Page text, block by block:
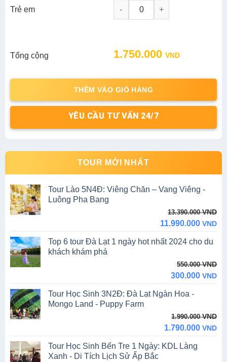
Trẻ em - +
Tổng cộng
Original
2.350.000 VND.
1.750.000 VND
Current
1.750.000 VND.
THÊM VÀO GIỎ HÀNG
YÊU CẦU TƯ VẤN 24/7
TOUR MỚI NHẤT
Tour Lào 5N4Đ: Viêng Chăn – Vang Viêng -
Luông Pha Bang
13.390.000VND
13.390.000 VND.
11.990.000 VND
11.990.000 VND.
Top 6 tour Đà Lạt 1 ngày hot nhất 2024 cho du
khách khám phá
550.000VND
550.000 VND.
300.000 VND
300.000 VND.
Tour Học Sinh 3N2Đ: Đà Lạt Ngàn Hoa -
Mongo Land - Puppy Farm
1.990.000VND
1.990.000 VND.
1.790.000 VND
1.790.000 VND.
Tour Học Sinh Bến Tre 1 Ngày: KDL Làng
Xanh - Di Tích Lịch Sử Ấp Bắc